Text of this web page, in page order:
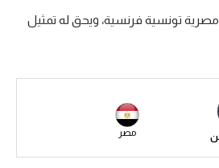
تونسية فرنسية، ويحق له تمثيل
مصر